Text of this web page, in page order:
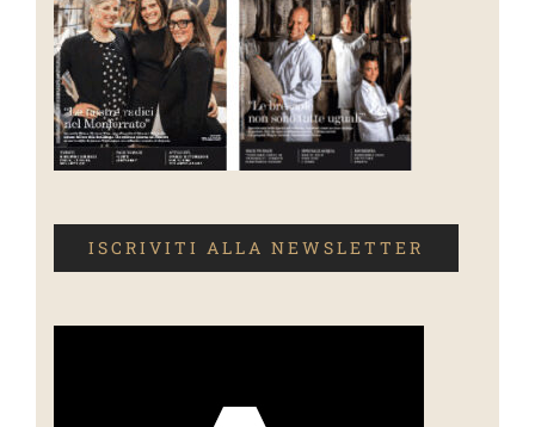
ISCRIVITI ALLA NEWSLETTER